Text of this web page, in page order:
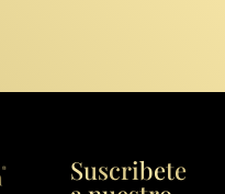
Suscribete